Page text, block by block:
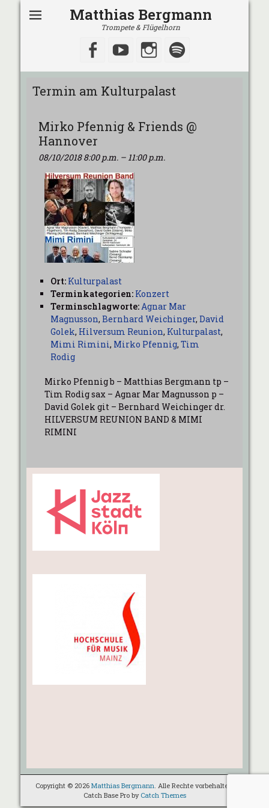
Matthias Bergmann
Trompete & Flügelhorn
Facebook
YouTubeInstagram
Termin am Kulturpalast
Mirko Pfennig & Friends @
Hannover
08/10/2018 8:00 p.m. – 11:00 p.m.
Ort: Kulturpalast
Terminkategorien: Konzert
Terminschlagworte:Agnar Mar
Magnusson, Bernhard Weichinger, David
Golek, Hilversum Reunion, Kulturpalast,
Mimi Rimini, Mirko Pfennig, Tim
Rodig
Mirko Pfennig b – Matthias Bergmann tp –
Tim Rodig sax – Agnar Mar Magnusson p –
David Golek git – Bernhard Weichinger dr.
HILVERSUM REUNION BAND & MIMI
RIMINI
Copyright © 2026 Matthias Bergmann. Alle Rechte vorbehalten.
Catch Base Pro by Catch Themes